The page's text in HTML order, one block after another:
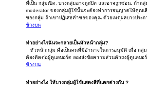
ที่เป็น กลุ่มเปิด, บางกลุ่มอาจถูกปิด และอาจถูกซ่อน. ถ้า
moderator ของกลุ่มผู้ใช้นั้นจะต้องทำการอนุญาตให้คุณเ
ของกลุ่ม ถ้าเขาปฏิเสธคำขอของคุณ ด้วยเหตุผลบางประก
ข้างบน
ทำอย่างไรฉันจะกลายเป็นหัวหน้ากลุ่ม?
หัวหน้ากลุ่ม คือเป็นคนที่มีอำนาจในการอนุมัติ เมื่อ กลุ่
ต้องติดต่อผู้ดูแลบอร์ด ลองส่งข้อความส่วนตัวถงผู้ดูแลบอ
ข้างบน
ทำอย่างไง ให้บางกลุ่มผู้ใช้แสดงสีที่แตกต่างกัน ?